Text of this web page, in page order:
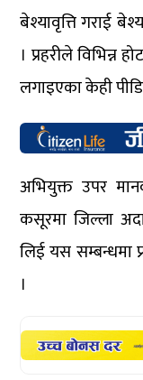
बेश्यावृत्ति गराई
। प्रहरीले विभिन्न
लगाइएका केही
अभियुक्त उपर
कसूरमा जिल्ला
लिई यस सम्बन्धमा
।